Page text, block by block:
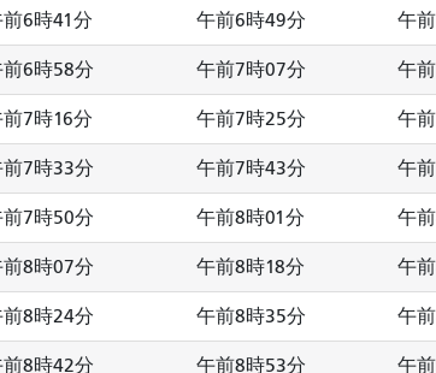
6時41分 午前6時49分 午
6時58分 午前7時07分 午
7時16分 午前7時25分 午
7時33分 午前7時43分 午
7時50分 午前8時01分 午
8時07分 午前8時18分 午
8時24分 午前8時35分 午
8時42分 午前8時53分 午